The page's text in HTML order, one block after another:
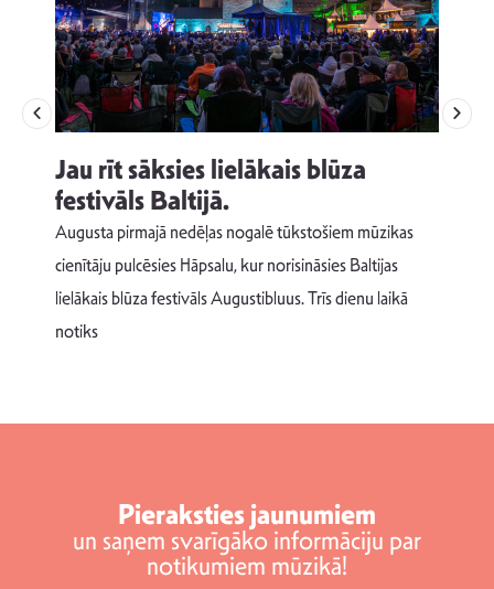
Jau rīt sāksies lielākais blūza
festivāls Baltijā.
Augusta pirmajā nedēļas nogalē tūkstošiem mūzikas
cienītāju pulcēsies Hāpsalu, kur norisināsies Baltijas
lielākais blūza festivāls Augustibluus. Trīs dienu laikā
notiks
Pieraksties jaunumiem
un saņem svarīgāko informāciju par
notikumiem mūzikā!